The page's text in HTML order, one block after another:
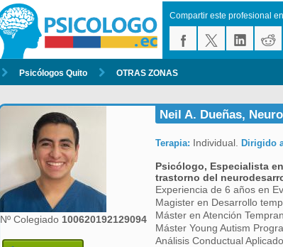
Compartir este profesional
Psicólogos Quito OTRAS ZONAS
Nº Colegiado 100620192129094
Neil A. Dueñas,
Terapia: Individual. Dirigido
Psicólogo, Especialista
trastorno del
Experiencia de 6 años en
Magister en Desarrollo
Máster en Atención
Máster Young Autism
Análisis Conductual